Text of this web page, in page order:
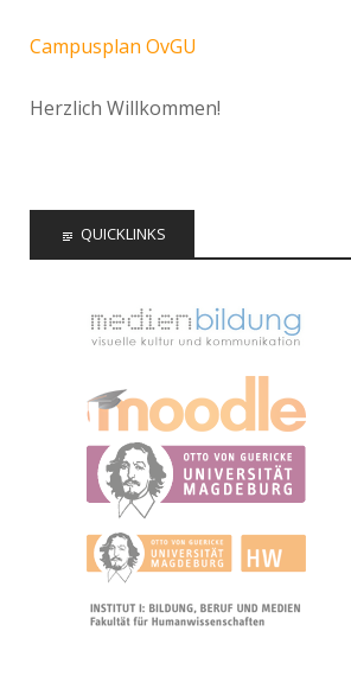
Campusplan OvGU
Herzlich Willkommen!
QUICKLINKS